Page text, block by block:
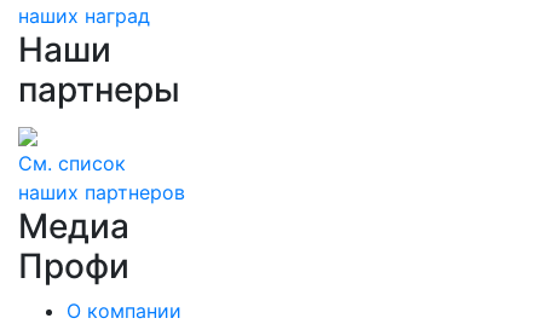
наших наград
Наши
партнеры
См. список
наших партнеров
Медиа
Профи
О компании